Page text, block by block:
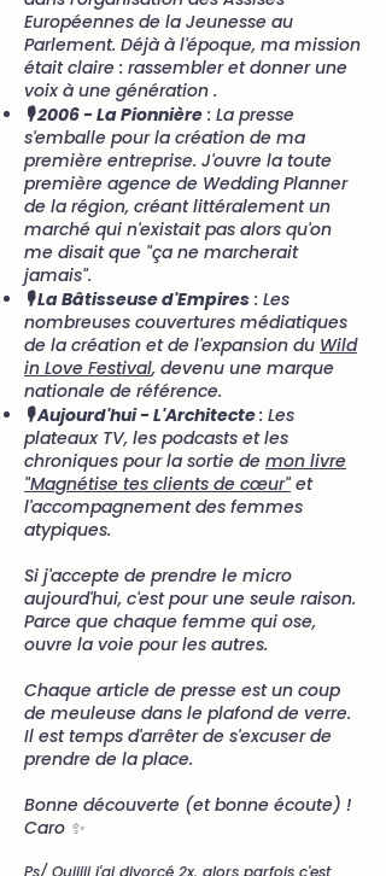
Européennes de la Jeunesse au
Parlement. Déjà à l'époque, ma mission
était claire : rassembler et donner une
voix à une génération .
🎙️ 2006 - La Pionnière : La presse
s'emballe pour la création de ma
première entreprise. J'ouvre la toute
première agence de Wedding Planner
de la région, créant littéralement un
marché qui n'existait pas alors qu'on
me disait que "ça ne marcherait
jamais".
🎙️ La Bâtisseuse d'Empires : Les
nombreuses couvertures médiatiques
de la création et de l'expansion du Wild
in Love Festival, devenu une marque
nationale de référence.
🎙️ Aujourd'hui - L'Architecte: Les
plateaux TV, les podcasts et les
chroniques pour la sortie de mon livre
"Magnétise tes clients de cœur"et
l'accompagnement des femmes
atypiques.
Si j'accepte de prendre le micro
aujourd'hui, c'est pour une seule raison.
Parce que chaque femme qui ose,
ouvre la voie pour les autres.
Chaque article de presse est un coup
de meuleuse dans le plafond de verre.
Il est temps d'arrêter de s'excuser de
prendre de la place.
Bonne découverte (et bonne écoute) !
Caro ✨
Ps/ Ouiiiii j'ai divorcé 2x, alors parfois c'est